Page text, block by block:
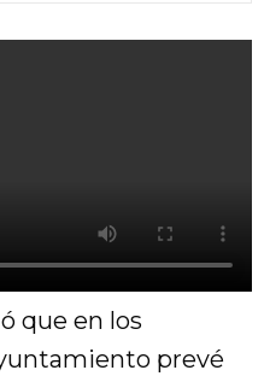
que en los
prevé